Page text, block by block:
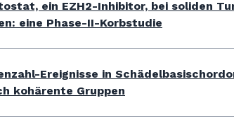
ein EZH2-Inhibitor, bei soliden
eine Phase-II-Korbstudie
Ereignisse in
kohärente Gruppen